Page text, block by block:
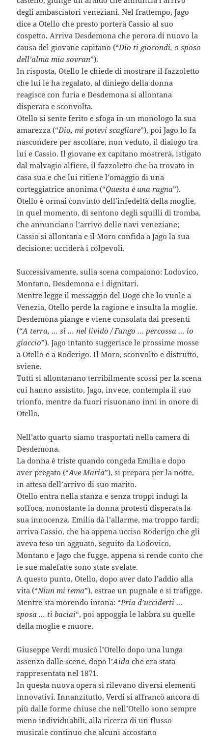
degli ambasciatori veneziani. Nel frattempo, Jago
dice a Otello che presto porterà Cassio al suo
cospetto. Arriva Desdemona che perora di nuovo la
causa del giovane capitano (“Dio ti giocondi, o sposo
dell’alma mia sovran”).
In risposta, Otello le chiede di mostrare il fazzoletto
che lui le ha regalato, al diniego della donna
reagisce con furia e Desdemona si allontana
disperata e sconvolta.
Otello si sente ferito e sfoga in un monologo la sua
amarezza (“Dio, mi potevi scagliare”), poi Jago lo fa
nascondere per ascoltare, non veduto, il dialogo tra
lui e Cassio. Il giovane ex capitano mostrerà, istigato
dal malvagio alfiere, il fazzoletto che ha trovato in
casa sua e che lui ritiene l’omaggio di una
corteggiatrice anonima (“Questa è una ragna”).
Otello è ormai convinto dell’infedeltà della moglie,
in quel momento, di sentono degli squilli di tromba,
che annunciano l’arrivo delle navi veneziane;
Cassio si allontana e il Moro confida a Jago la sua
decisione: ucciderà i colpevoli.
Successivamente, sulla scena compaiono: Lodovico,
Montano, Desdemona e i dignitari.
Mentre legge il messaggio del Doge che lo vuole a
Venezia, Otello perde la ragione e insulta la moglie.
Desdemona piange e viene consolata dai presenti
(“A terra, … sì … nel livido / Fango … percossa … io
giaccio”). Jago intanto suggerisce le prossime mosse
a Otello e a Roderigo. Il Moro, sconvolto e distrutto,
sviene.
Tutti si allontanano terribilmente scossi per la scena
cui hanno assistito, Jago, invece, contempla il suo
trionfo, mentre da fuori risuonano inni in onore di
Otello.
Nell’atto quarto siamo trasportati nella camera di
Desdemona.
La donna è triste quando congeda Emilia e dopo
aver pregato (“Ave Maria”), si prepara per la notte,
in attesa dell’arrivo di suo marito.
Otello entra nella stanza e senza troppi indugi la
soffoca, nonostante la donna protesti disperata la
sua innocenza. Emilia dà l’allarme, ma troppo tardi;
arriva Cassio, che ha appena ucciso Roderigo che gli
aveva teso un agguato, seguito da Lodovico,
Montano e Jago che fugge, appena si rende conto che
le sue malefatte sono state svelate.
A questo punto, Otello, dopo aver dato l’addio alla
vita (“Niun mi tema”), estrae un pugnale e si trafigge.
Mentre sta morendo intona: “Pria d’ucciderti …
sposa … ti baciai“, poi appoggia le labbra su quelle
della moglie e muore.
Giuseppe Verdi musicò l’Otello dopo una lunga
assenza dalle scene, dopo l’Aidache era stata
rappresentata nel 1871.
In questa nuova opera si rilevano diversi elementi
innovativi. Innanzitutto, Verdi si affrancò ancora di
più dalle forme chiuse che nell’Otello sono sempre
meno individuabili, alla ricerca di un flusso
musicale continuo che alcuni accostano